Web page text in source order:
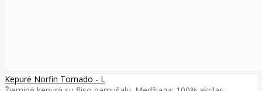
Kepurė Norfin Tornado - L